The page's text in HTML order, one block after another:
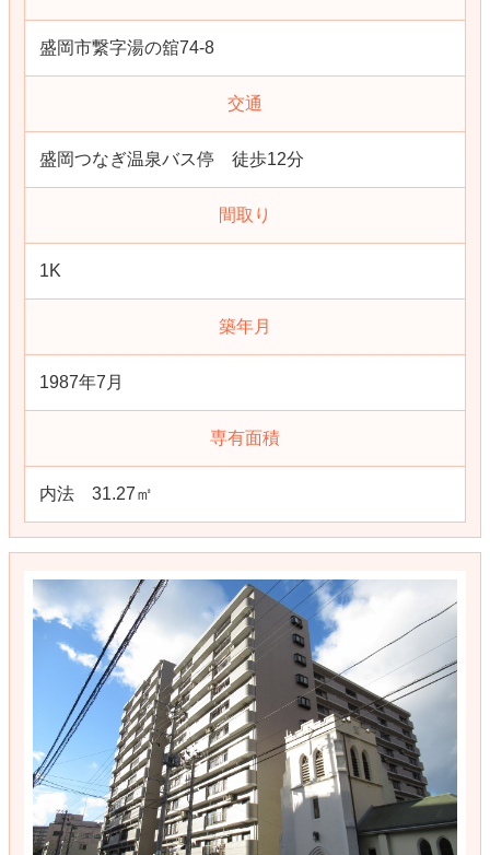
盛岡市繋字湯の舘74-8
交通
盛岡つなぎ温泉バス停 徒歩12分
間取り
1K
築年月
1987年7月
専有面積
内法 31.27㎡